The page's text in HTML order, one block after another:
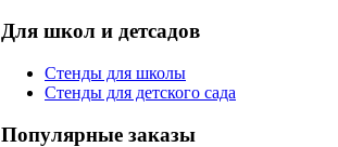
Для школ и детсадов
Стенды для школы
Стенды для детского сада
Популярные заказы